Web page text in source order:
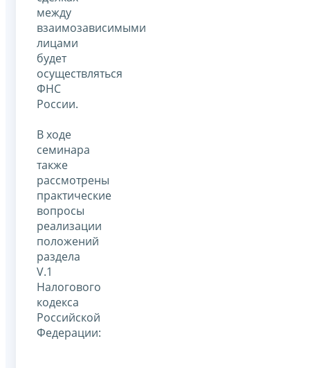
между
взаимозависимыми
лицами
будет
осуществляться
ФНС
России.
В ходе
семинара
также
рассмотрены
практические
вопросы
реализации
положений
раздела
V.1
Налогового
кодекса
Российской
Федерации: